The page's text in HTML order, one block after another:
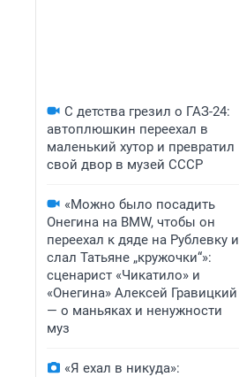
С детства грезил о ГАЗ-24:
автоплюшкин переехал в
маленький хутор и превратил
свой двор в музей СССР
«Можно было посадить
Онегина на BMW, чтобы он
переехал к дяде на Рублевку и
слал Татьяне „кружочки“»:
сценарист «Чикатило» и
«Онегина» Алексей Гравицкий
— о маньяках и ненужности
муз
«Я ехал в никуда»: